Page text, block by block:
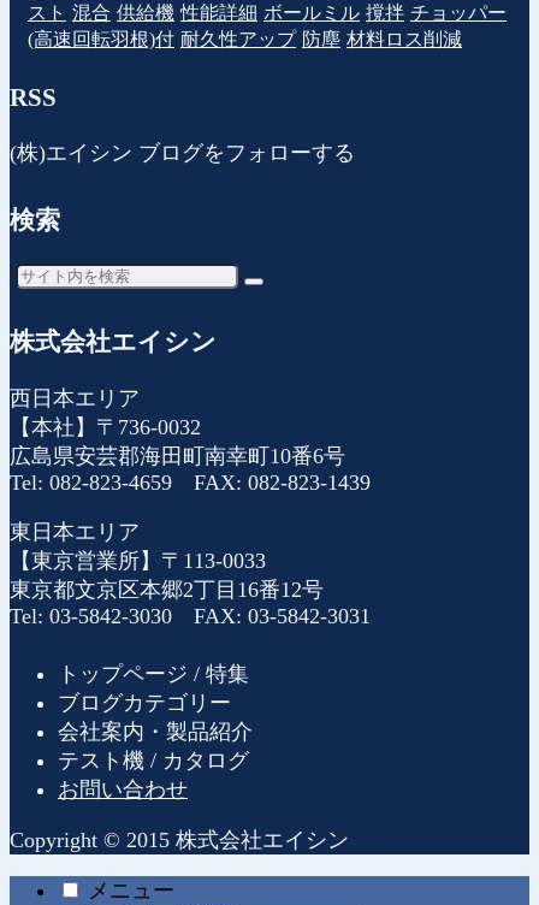
スト 混合 供給機 性能詳細 ボールミル 撹拌 チョッパー
(高速回転羽根)付 耐久性アップ 防塵 材料ロス削減
RSS
(株)エイシン ブログをフォローする
検索
株式会社エイシン
西日本エリア
【本社】〒736-0032
広島県安芸郡海田町南幸町10番6号
Tel: 082-823-4659 FAX: 082-823-1439
東日本エリア
【東京営業所】〒113-0033
東京都文京区本郷2丁目16番12号
Tel: 03-5842-3030 FAX: 03-5842-3031
トップページ / 特集
ブログカテゴリー
会社案内・製品紹介
テスト機 / カタログ
お問い合わせ
Copyright © 2015 株式会社エイシン
メニュー